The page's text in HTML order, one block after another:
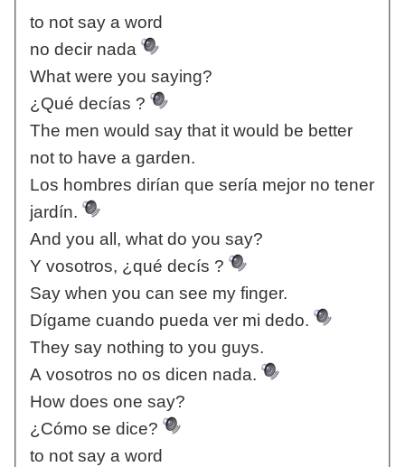
to not say a word
no decir nada
What were you saying?
¿Qué decías ?
The men would say that it would be better
not to have a garden.
Los hombres dirían que sería mejor no tener
jardín.
And you all, what do you say?
Y vosotros, ¿qué decís ?
Say when you can see my finger.
Dígame cuando pueda ver mi dedo.
They say nothing to you guys.
A vosotros no os dicen nada.
How does one say?
¿Cómo se dice?
to not say a word